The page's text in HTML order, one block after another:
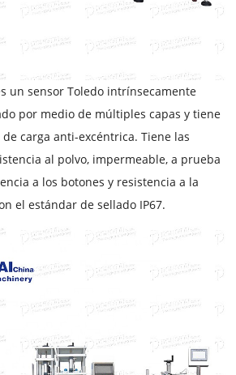
un sensor Toledo intrínsecamente
por medio de múltiples capas y tiene
carga anti-excéntrica. Tiene las
al polvo, impermeable, a prueba
a los botones y resistencia a la
el estándar de sellado IP67.